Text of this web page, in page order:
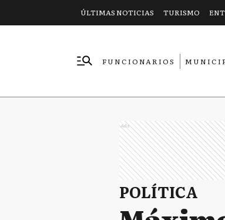
ÚLTIMAS NOTICIAS TURISMO
FUNCIONARIOS
Ads
POLÍTICA